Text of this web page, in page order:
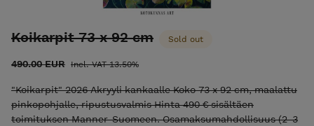
Koikarpit 73 x 92 cm Sold out
490.00 EUR Incl. VAT 13.50%
"Koikarpit" 2026 Akryyli kankaalle Koko 73 x 92 cm, maalattu
pinkopohjalle, ripustusvalmis Hinta 490 € sisältäen
toimituksen Manner-Suomeen. Osamaksumahdollisuus (2-3